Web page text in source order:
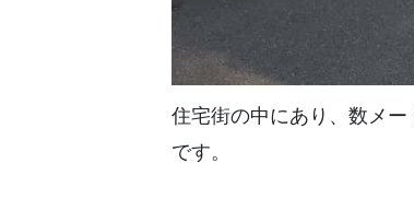
住宅街の中にあり、数メ
です。